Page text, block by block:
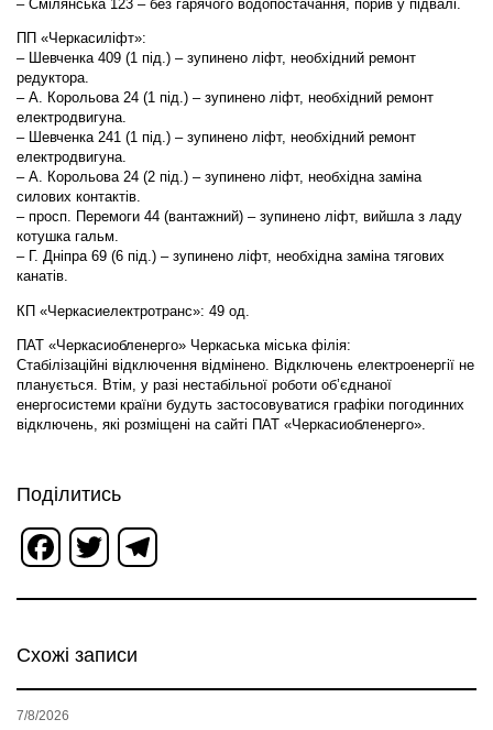
– Смілянська 123 – без гарячого водопостачання, порив у підвалі.
ПП «Черкасиліфт»:
– Шевченка 409 (1 під.) – зупинено ліфт, необхідний ремонт
редуктора.
– А. Корольова 24 (1 під.) – зупинено ліфт, необхідний ремонт
електродвигуна.
– Шевченка 241 (1 під.) – зупинено ліфт, необхідний ремонт
електродвигуна.
– А. Корольова 24 (2 під.) – зупинено ліфт, необхідна заміна
силових контактів.
– просп. Перемоги 44 (вантажний) – зупинено ліфт, вийшла з ладу
котушка гальм.
– Г. Дніпра 69 (6 під.) – зупинено ліфт, необхідна заміна тягових
канатів.
КП «Черкасиелектротранс»: 49 од.
ПАТ «Черкасиобленерго» Черкаська міська філія:
Стабілізаційні відключення відмінено. Відключень електроенергії не
планується. Втім, у разі нестабільної роботи об’єднаної
енергосистеми країни будуть застосовуватися графіки погодинних
відключень, які розміщені на сайті ПАТ «Черкасиобленерго».
Поділитись
Facebook
Twitter
Схожі записи
7/8/2026